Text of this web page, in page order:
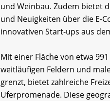
und Weinbau. Zudem bietet
und Neuigkeiten über die E-
innovativen Start-ups aus
Mit einer Fläche von etwa
weitläufigen Feldern und
grenzt, bietet zahlreiche
Uferpromenade. Diese